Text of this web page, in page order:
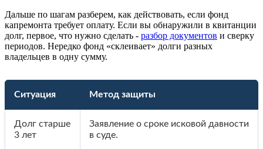
Дальше по шагам разберем, как действовать, если фонд
капремонта требует оплату. Если вы обнаружили в квитанции
долг, первое, что нужно сделать - разбор документов и сверку
периодов. Нередко фонд «склеивает» долги разных
владельцев в одну сумму.
Ситуация Метод защиты
Долг старше
3 лет
Заявление о сроке исковой давности
в суде.